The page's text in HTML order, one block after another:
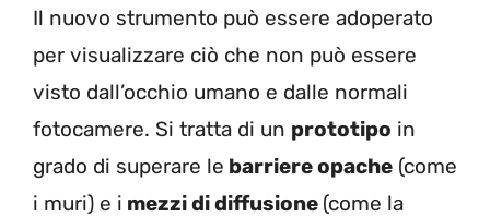
Il nuovo strumento può essere adoperato
per visualizzare ciò che non può essere
visto dall’occhio umano e dalle normali
fotocamere. Si tratta di un prototipo in
grado di superare le barriere opache (come
i muri) e i mezzi di diffusione (come la